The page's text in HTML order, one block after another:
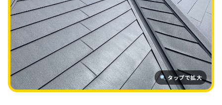
タップで拡大